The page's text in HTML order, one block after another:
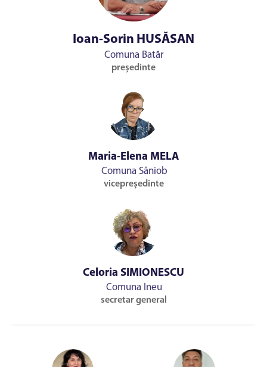
Ioan-Sorin HUSĂSAN
Comuna Batăr
președinte
Maria-Elena MELA
Comuna Sâniob
vicepreședinte
Celoria SIMIONESCU
Comuna Ineu
secretar general